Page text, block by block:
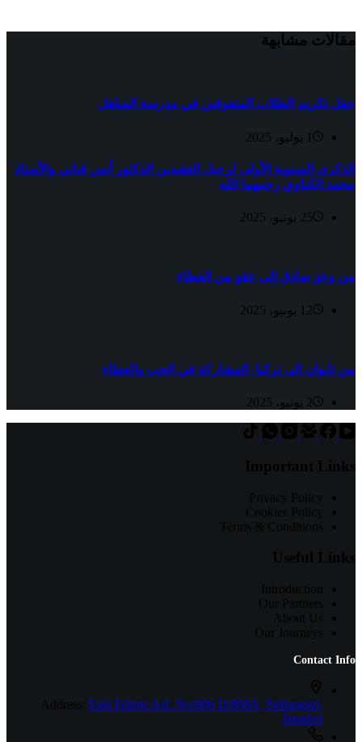
مقالات مشابهة
حفل تكريم الطلاب المتفوقين في مدرسة المناهل
1 يوليو، 2025
الذكرى السنوية الأولى لرحيل الفقيدين الدكتور أنس قباني والأستاذ
محمد الكناوي رحمهما الله
25 يونيو، 2025
من وعدٍ صادق إلى عقدٍ من العطاء
12 يونيو، 2025
من تايوان الى تركيا- المشاركة في الحب والعطاء
2 يونيو، 2025
Important Links
Privacy Policy
Cookies Policy
Terms & Conditions
Useful Links
Introduction
Our Partners
About Us
Our Journeys
Contact Info
Address: Eski Edirne Asf. No:806 D:808A, Sultangazi,
İstanbul